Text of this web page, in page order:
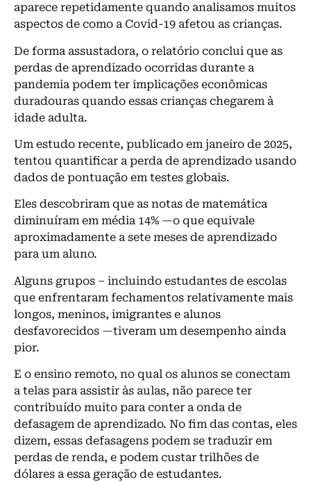
aparece repetidamente quando analisamos muitos
aspectos de como a Covid-19 afetou as crianças.
De forma assustadora, o relatório conclui que as
perdas de aprendizado ocorridas durante a
pandemia podem ter implicações econômicas
duradouras quando essas crianças chegarem à
idade adulta.
Um estudo recente, publicado em janeiro de 2025,
tentou quantificar a perda de aprendizado usando
dados de pontuação em testes globais.
Eles descobriram que as notas de matemática
diminuíram em média 14% —o que equivale
aproximadamente a sete meses de aprendizado
para um aluno.
Alguns grupos – incluindo estudantes de escolas
que enfrentaram fechamentos relativamente mais
longos, meninos, imigrantes e alunos
desfavorecidos —tiveram um desempenho ainda
pior.
E o ensino remoto, no qual os alunos se conectam
a telas para assistir às aulas, não parece ter
contribuído muito para conter a onda de
defasagem de aprendizado. No fim das contas, eles
dizem, essas defasagens podem se traduzir em
perdas de renda, e podem custar trilhões de
dólares a essa geração de estudantes.